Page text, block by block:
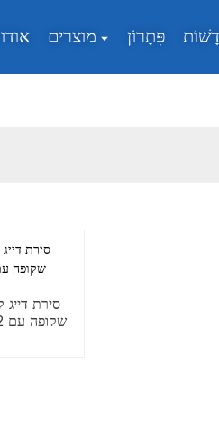
מוצרים פִּתָרוֹן
סירת דייג
שקופה עם 2 מושבים